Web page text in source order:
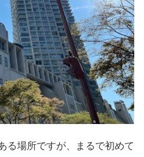
る場所ですが、まるで初めて